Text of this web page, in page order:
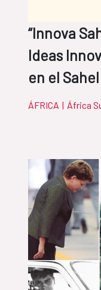
“Innova
Ideas
en el Sahel
ÁFRICA | África